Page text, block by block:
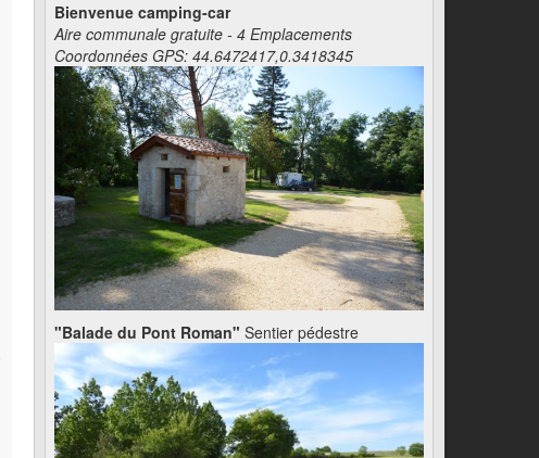
Bienvenue camping-car
Aire communale gratuite - 4 Emplacements
Coordonnées GPS: 44.6472417,0.3418345
"Balade du Pont Roman" Sentier pédestre